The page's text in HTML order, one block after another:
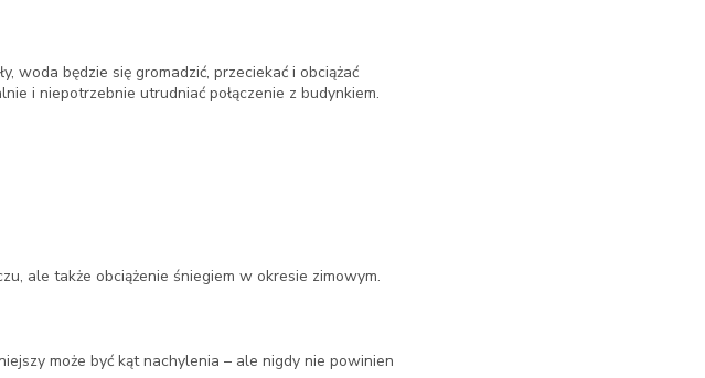
woda będzie się gromadzić, przeciekać i obciążać
i niepotrzebnie utrudniać połączenie z budynkiem.
ale także obciążenie śniegiem w okresie zimowym.
może być kąt nachylenia – ale nigdy nie powinien